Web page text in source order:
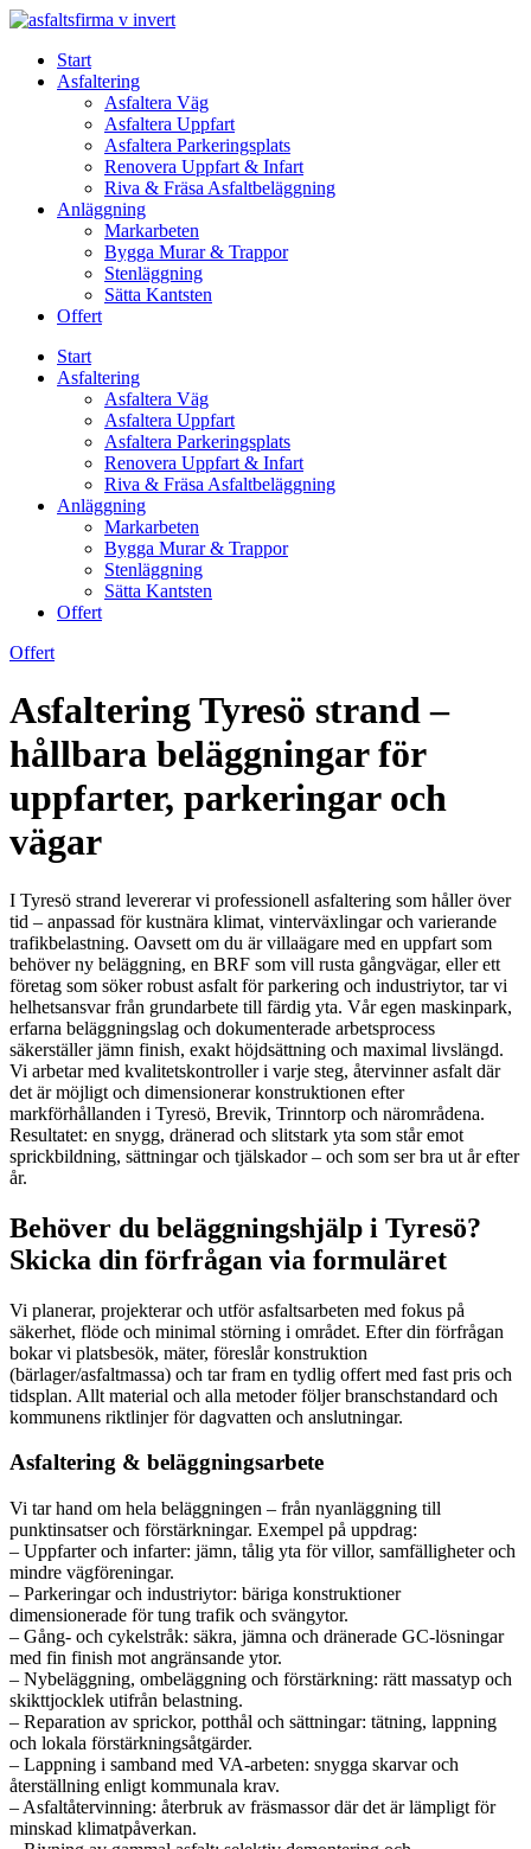
Skip
contentStart
Asfaltering
Asfaltera Väg
Asfaltera Uppfart
Asfaltera Parkeringsplats
Renovera Uppfart & Infart
Riva & Fräsa Asfaltbeläggning
Anläggning
Markarbeten
Bygga Murar & Trappor
Stenläggning
Sätta Kantsten
Offert
Start
Asfaltering
Asfaltera Väg
Asfaltera Uppfart
Asfaltera Parkeringsplats
Renovera Uppfart & Infart
Riva & Fräsa Asfaltbeläggning
Anläggning
Markarbeten
Bygga Murar & Trappor
Stenläggning
Sätta Kantsten
Offert
Offert
Asfaltering Tyresö strand –
hållbara beläggningar för
uppfarter, parkeringar och
vägar
I Tyresö strand levererar vi professionell asfaltering som håller över
tid – anpassad för kustnära klimat, vinterväxlingar och varierande
trafikbelastning. Oavsett om du är villaägare med en uppfart som
behöver ny beläggning, en BRF som vill rusta gångvägar, eller ett
företag som söker robust asfalt för parkering och industriytor, tar vi
helhetsansvar från grundarbete till färdig yta. Vår egen maskinpark,
erfarna beläggningslag och dokumenterade arbetsprocess
säkerställer jämn finish, exakt höjdsättning och maximal livslängd.
Vi arbetar med kvalitetskontroller i varje steg, återvinner asfalt där
det är möjligt och dimensionerar konstruktionen efter
markförhållanden i Tyresö, Brevik, Trinntorp och närområdena.
Resultatet: en snygg, dränerad och slitstark yta som står emot
sprickbildning, sättningar och tjälskador – och som ser bra ut år efter
år.
Behöver du beläggningshjälp i Tyresö?
Skicka din förfrågan via formuläret
Vi planerar, projekterar och utför asfaltsarbeten med fokus på
säkerhet, flöde och minimal störning i området. Efter din förfrågan
bokar vi platsbesök, mäter, föreslår konstruktion
(bärlager/asfaltmassa) och tar fram en tydlig offert med fast pris och
tidsplan. Allt material och alla metoder följer branschstandard och
kommunens riktlinjer för dagvatten och anslutningar.
Asfaltering & beläggningsarbete
Vi tar hand om hela beläggningen – från nyanläggning till
punktinsatser och förstärkningar. Exempel på uppdrag:
– Uppfarter och infarter: jämn, tålig yta för villor, samfälligheter och
mindre vägföreningar.
– Parkeringar och industriytor: bäriga konstruktioner
dimensionerade för tung trafik och svängytor.
– Gång- och cykelstråk: säkra, jämna och dränerade GC-lösningar
med fin finish mot angränsande ytor.
– Nybeläggning, ombeläggning och förstärkning: rätt massatyp och
skikttjocklek utifrån belastning.
– Reparation av sprickor, potthål och sättningar: tätning, lappning
och lokala förstärkningsåtgärder.
– Lappning i samband med VA-arbeten: snygga skarvar och
återställning enligt kommunala krav.
– Asfaltåtervinning: återbruk av fräsmassor där det är lämpligt för
minskad klimatpåverkan.